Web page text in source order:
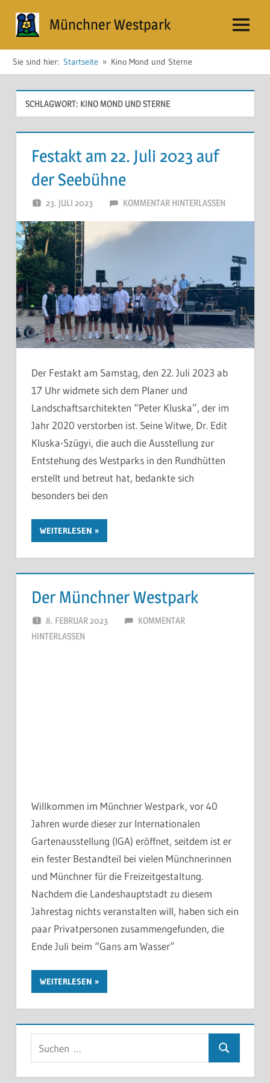
Inhalt
Münchner Westpark Menü
Sie sind hier: Startseite Kino Mond und Sterne
SCHLAGWORT: KINO MOND UND STERNE
Festakt am 22. Juli 2023 auf
der Seebühne
23. JULI 2023 40 JAHRE WESTPARK
KOMMENTAR HINTERLASSEN
Der Festakt am Samstag, den 22. Juli 2023 ab
17 Uhr widmete sich dem Planer und
Landschaftsarchitekten “Peter Kluska”, der im
Jahr 2020 verstorben ist. Seine Witwe, Dr. Edit
Kluska-Szügyi, die auch die Ausstellung zur
Entstehung des Westparks in den Rundhütten
erstellt und betreut hat, bedankte sich
besonders bei den
WEITERLESEN
Der Münchner Westpark
8. FEBRUAR 2023 40 JAHRE WESTPARK
KOMMENTAR
HINTERLASSEN
Willkommen im Münchner Westpark, vor 40
Jahren wurde dieser zur Internationalen
Gartenausstellung (IGA) eröffnet, seitdem ist er
ein fester Bestandteil bei vielen Münchnerinnen
und Münchner für die Freizeitgestaltung.
Nachdem die Landeshauptstadt zu diesem
Jahrestag nichts veranstalten will, haben sich ein
paar Privatpersonen zusammengefunden, die
Ende Juli beim “Gans am Wasser”
WEITERLESEN
Suchen